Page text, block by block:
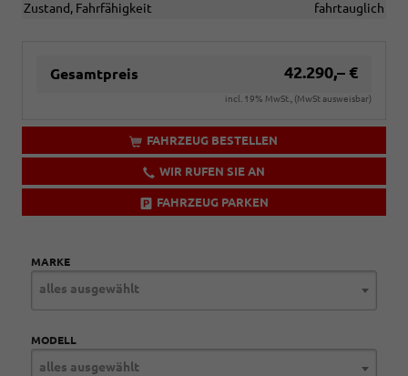
Zustand, Fahrfähigkeit
fahrtauglich
Gesamtpreis 42.290,– €
incl. 19% MwSt., (MwSt ausweisbar)
FAHRZEUG BESTELLEN
WIR RUFEN SIE AN
FAHRZEUG PARKEN
MARKE
alles ausgewählt
MODELL
alles ausgewählt